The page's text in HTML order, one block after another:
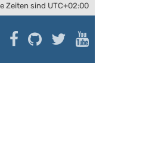
Zeiten sind UTC+02:00